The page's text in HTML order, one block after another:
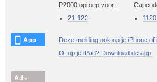
P2000 oproep voor:
21-122
App
Deze melding ook op je iPhone
Of op je iPad? Download de app.
Ads